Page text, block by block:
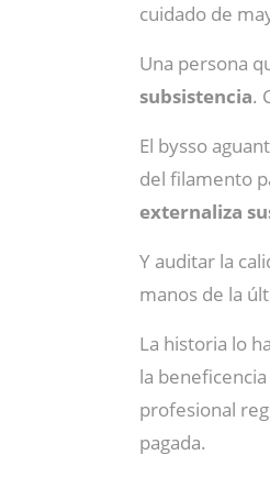
cuidado de
Una persona
subsistencia.
El bysso
del filamento
externaliza
Y auditar la
manos de la
La historia lo
la
profesional
pagada.